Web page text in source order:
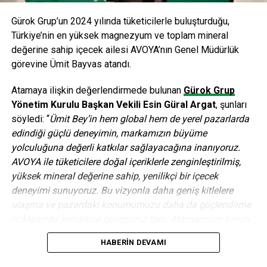
ve Cargo işimizin geleceğine olan inancımızı
güçlendiriyoruz. Bayilerimizle birlikte büyüyoruz. En yeni
teknik ekipmanlarla donatılan yeni tesislerimiz, markamızın
imajını ve müşteri memnuniyetimizi çok daha ileri
seviyelere taşıyacak” diyerek sözlerini tamamladı.
ANAHTAR KELIMELER: BAYI AĞINI
FORD TRUCKS
OTOMOTIV
SONRAKI
Arçelik A.Ş., enerji ve su verimli ürünlerle
sürdürülebilir bir gelecek için çalışıyor
ÖNCEKI
Paraşüt yolculuğuna başladı!
Gürok Grup’un 2024 yılında tüketicilerle buluşturduğu,
Türkiye’nin en yüksek magnezyum ve toplam mineral
değerine sahip içecek ailesi AVOYA’nın Genel Müdürlük
görevine Ümit Bayvas atandı.
Atamaya ilişkin değerlendirmede bulunan Gürok Grup
Yönetim Kurulu Başkan Vekili Esin Güral Argat, şunları
söyledi: “Ümit Bey’in hem global hem de yerel pazarlarda
edindiği güçlü deneyimin, markamızın büyüme
yolculuğuna değerli katkılar sağlayacağına inanıyoruz.
AVOYA ile tüketicilere doğal içeriklerle zenginleştirilmiş,
yüksek mineral değerine sahip, yenilikçi bir içecek
deneyimi sunuyoruz. Bu vizyonla daha geniş kitlelere
ulaşma ve pazardaki konumumuzu daha da güçlendirme
ve uğurlu olmasını diliyoruz.”
HABERIN DEVAMI